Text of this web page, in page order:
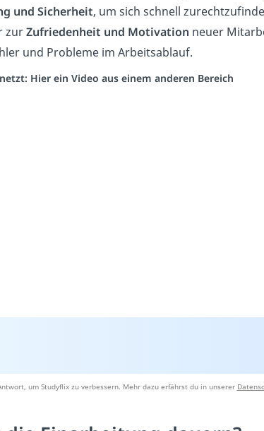
und Sicherheit, um sich schnell
zurZufriedenheit und Motivation neuer
und Probleme im Arbeitsablauf.
Hier ein Video aus einem anderen Bereich
um Studyflix zu verbessern. Mehr dazu erfährst du in unserer